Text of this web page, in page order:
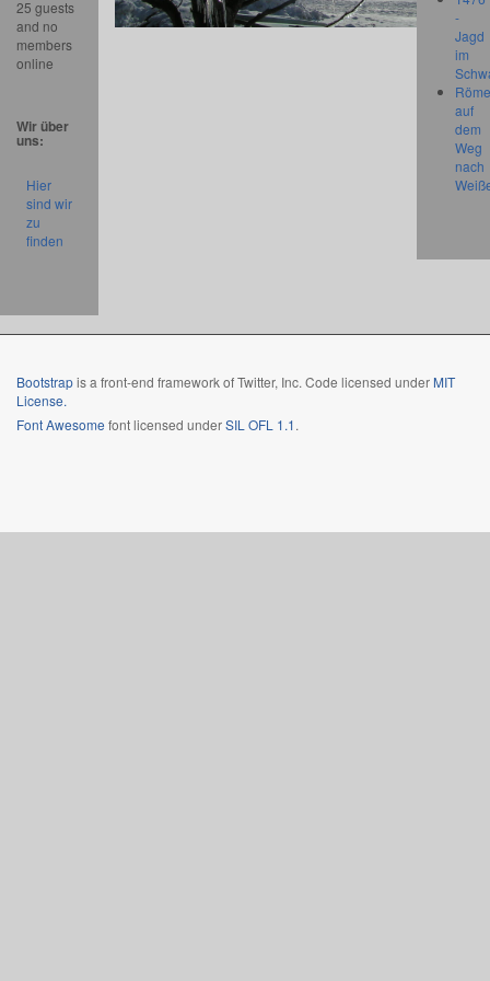
25 guests
and no
members
online
Wir über
uns:
Hier
sind wir
zu
finden
-
Jagd
im
auf
dem
Weg
nach
Bootstrapis a front-end framework of Twitter, Inc. Code licensed under MIT
License.
Font Awesome font licensed underSIL OFL 1.1.